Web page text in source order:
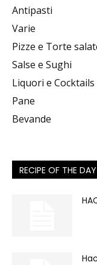
Antipasti
Varie
Pizze e Torte
Salse e Sughi
Liquori e Cocktails
Pane
Bevande
RECIPE OF THE DAY